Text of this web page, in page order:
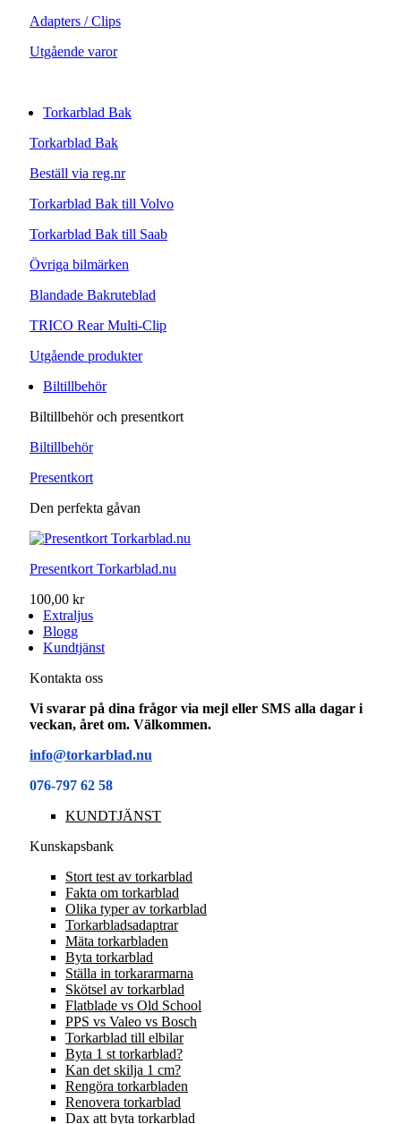
Adapters / Clips
Utgående varor
Torkarblad Bak
Torkarblad Bak
Beställ via reg.nr
Torkarblad Bak till Volvo
Torkarblad Bak till Saab
Övriga bilmärken
Blandade Bakruteblad
TRICO Rear Multi-Clip
Utgående produkter
Biltillbehör
Biltillbehör och presentkort
Biltillbehör
Presentkort
Den perfekta gåvan
Presentkort Torkarblad.nu
100,00 kr
Extraljus
Blogg
Kundtjänst
Kontakta oss
Vi svarar på dina frågor via mejl eller SMS alla dagar i
veckan, året om. Välkommen.
info@torkarblad.nu
076-797 62 58
KUNDTJÄNST
Kunskapsbank
Stort test av torkarblad
Fakta om torkarblad
Olika typer av torkarblad
Torkarbladsadaptrar
Mäta torkarbladen
Byta torkarblad
Ställa in torkararmarna
Skötsel av torkarblad
Flatblade vs Old School
PPS vs Valeo vs Bosch
Torkarblad till elbilar
Byta 1 st torkarblad?
Kan det skilja 1 cm?
Rengöra torkarbladen
Renovera torkarblad
Dax att byta torkarblad